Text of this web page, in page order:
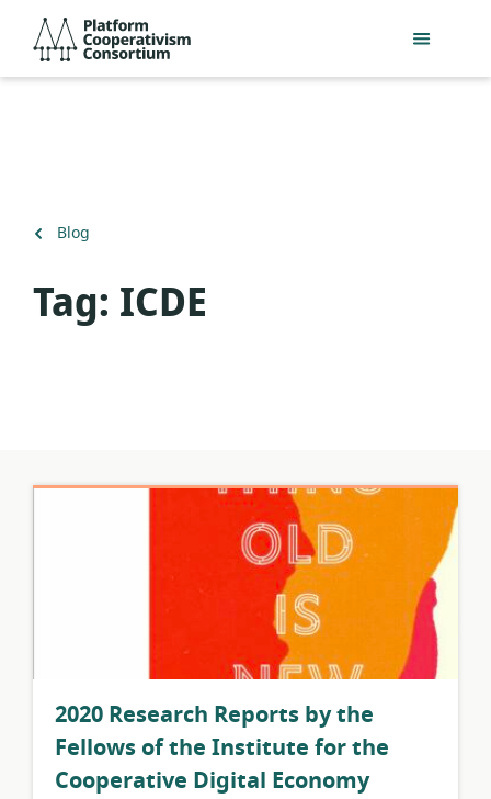
Pular
para
Consortium
Voltar
Blog
Tag: ICDE
2020 Research Reports by the
Fellows of the Institute for the
Cooperative Digital Economy